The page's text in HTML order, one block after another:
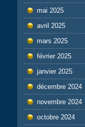
mai 2025
avril 2025
mars 2025
février 2025
janvier 2025
décembre 2024
novembre 2024
octobre 2024